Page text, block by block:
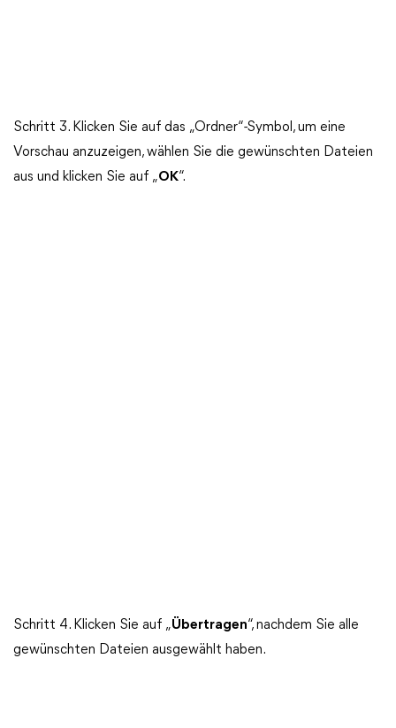
Schritt 3. Klicken Sie auf das „Ordner“-Symbol, um eine
Vorschau anzuzeigen, wählen Sie die gewünschten Dateien
aus und klicken Sie auf „OK“.
Schritt 4. Klicken Sie auf „Übertragen“, nachdem Sie alle
gewünschten Dateien ausgewählt haben.